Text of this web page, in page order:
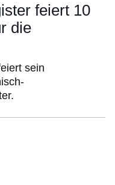
feiert 10
die
sein